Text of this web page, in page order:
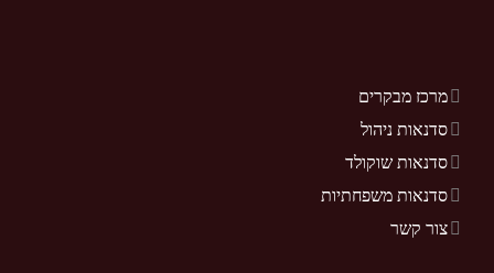
מרכז מבקרים
סדנאות ניהול
סדנאות שוקולד
סדנאות משפחתיות
צור קשר